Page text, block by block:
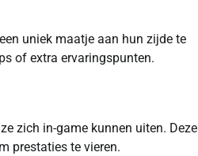
uniek maatje aan hun zijde te
of extra ervaringspunten.
zich in-game kunnen uiten. Deze
prestaties te vieren.